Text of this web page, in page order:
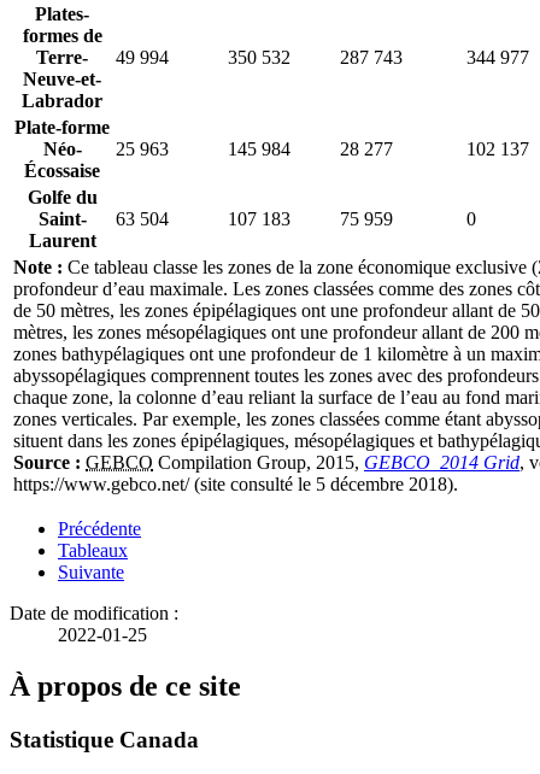
Plates-
formes de
Terre-
Neuve-et-
Labrador
49 994 350 532 287 743 344 977
Plate-forme
Néo-
Écossaise
25 963 145 984 28 277 102 137
Golfe du
Saint-
Laurent
63 504 107 183 75 959 0
Note : Ce tableau classe les zones de la zone économique exclusive
profondeur d’eau maximale. Les zones classées comme des zones
de 50 mètres, les zones épipélagiques ont une profondeur allant de
mètres, les zones mésopélagiques ont une profondeur allant de 200
zones bathypélagiques ont une profondeur de 1 kilomètre à un
abyssopélagiques comprennent toutes les zones avec des
chaque zone, la colonne d’eau reliant la surface de l’eau au fond
zones verticales. Par exemple, les zones classées comme étant
situent dans les zones épipélagiques, mésopélagiques et
Source : GEBCO Compilation Group, 2015, GEBCO_2014 Grid,
https://www.gebco.net/ (site consulté le 5 décembre 2018).
Précédente
Tableaux
Suivante
Date de modification :
2022-01-25
À propos de ce site
Statistique Canada